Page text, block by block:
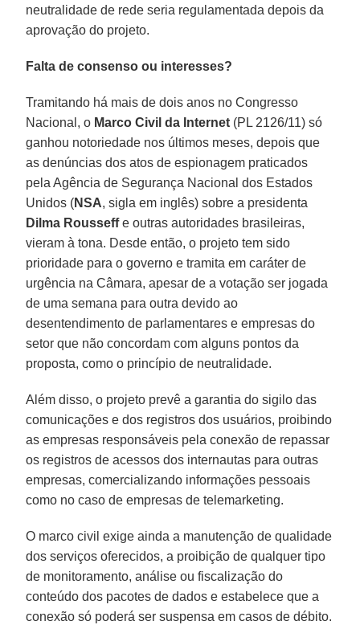
neutralidade de rede seria regulamentada depois da
aprovação do projeto.
Falta de consenso ou interesses?
Tramitando há mais de dois anos no Congresso
Nacional, o Marco Civil da Internet (PL 2126/11) só
ganhou notoriedade nos últimos meses, depois que
as denúncias dos atos de espionagem praticados
pela Agência de Segurança Nacional dos Estados
Unidos (NSA, sigla em inglês) sobre a presidenta
Dilma Rousseffe outras autoridades brasileiras,
vieram à tona. Desde então, o projeto tem sido
prioridade para o governo e tramita em caráter de
urgência na Câmara, apesar de a votação ser jogada
de uma semana para outra devido ao
desentendimento de parlamentares e empresas do
setor que não concordam com alguns pontos da
proposta, como o princípio de neutralidade.
Além disso, o projeto prevê a garantia do sigilo das
comunicações e dos registros dos usuários, proibindo
as empresas responsáveis pela conexão de repassar
os registros de acessos dos internautas para outras
empresas, comercializando informações pessoais
como no caso de empresas de telemarketing.
O marco civil exige ainda a manutenção de qualidade
dos serviços oferecidos, a proibição de qualquer tipo
de monitoramento, análise ou fiscalização do
conteúdo dos pacotes de dados e estabelece que a
conexão só poderá ser suspensa em casos de débito.